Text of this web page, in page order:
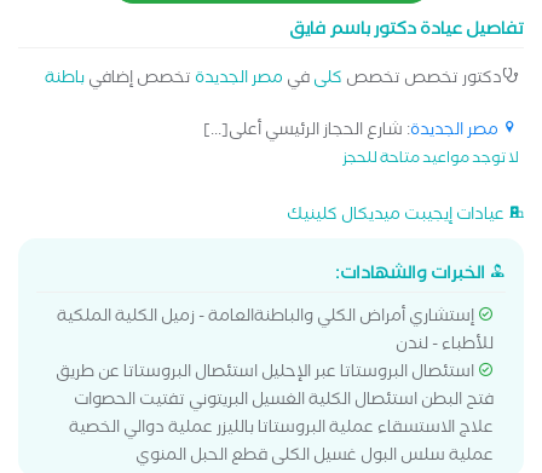
تفاصيل عيادة دكتور باسم فايق
دكتور تخصص تخصص كلىفي مصر الجديدة تخصص إضافيباطنة
مصر الجديدة: شارع الحجاز الرئيسي أعلى[...]
لا توجد مواعيد متاحة للحجز
عيادات إيجيبت ميديكال كلينيك
الخبرات والشهادات:
إستشاري أمراض الكلي والباطنةالعامة - زميل الكلية الملكية
للأطباء - لندن
استئصال البروستاتا عبر الإحليل استئصال البروستاتا عن طريق
فتح البطن استئصال الكلية الغسيل البريتوني تفتيت الحصوات
علاج الاستسقاء عملية البروستاتا بالليزر عملية دوالي الخصية
عملية سلس البول غسيل الكلى قطع الحبل المنوي